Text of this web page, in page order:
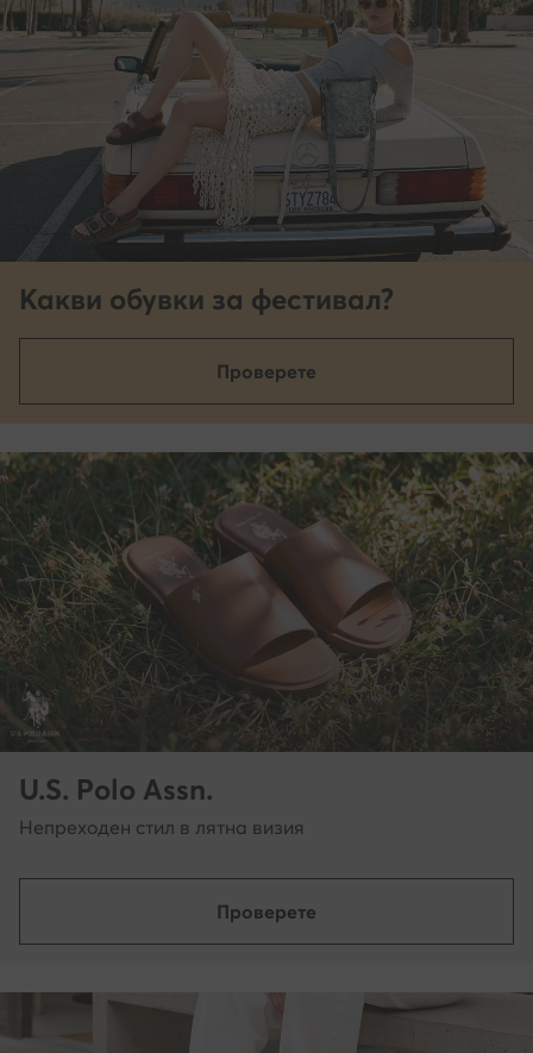
Какви обувки за фестивал?
Проверете
U.S. Polo Assn.
Непреходен стил в лятна визия
Проверете